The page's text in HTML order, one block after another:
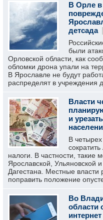
В Орле в
детсада
были
Орловской области, как
обломки дрона упали на
В Ярославле не будут
распределят в учреждения
Власти
и
В
налоги. В частности, такие
Ярославской, Ульяновской
Дагестана. Местные власти
поправить положение
Во
области
интернет